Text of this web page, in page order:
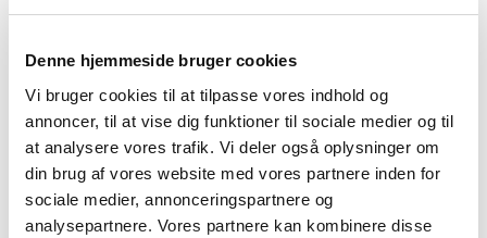
Denne hjemmeside bruger cookies
Vi bruger cookies til at tilpasse vores indhold og
annoncer, til at vise dig funktioner til sociale medier og til
at analysere vores trafik. Vi deler også oplysninger om
din brug af vores website med vores partnere inden for
sociale medier, annonceringspartnere og
analysepartnere. Vores partnere kan kombinere disse
Fre
Lør 08:00 - 01:00
Saturday 08:00 - 01:00
Søn 08:00 - 01:00
Sunday 08:00 - 01:00